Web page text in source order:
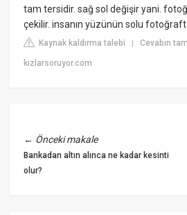
tam tersidir. sağ sol değişir yani.
çekilir. insanın yüzünün solu
Kaynak kaldırma talebi |Cevabın
kizlarsoruyor.com
← Önceki makale
Bankadan altın alınca ne kadar kesinti
olur?